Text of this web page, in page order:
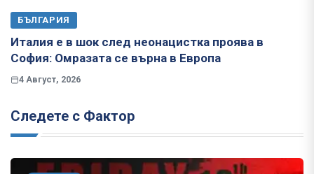
БЪЛГАРИЯ
Италия е в шок след неонацистка проява в
София: Омразата се върна в Европа
4 Август, 2026
Следете с Фактор